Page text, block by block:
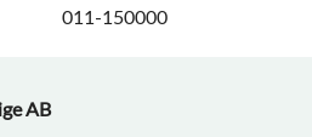
011-150000
AB